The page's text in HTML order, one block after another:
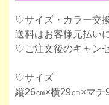
♡サイズ・カラー交
送料はお客様元払い
♡ご注文後のキャン
♡サイズ
縦26㎝×横29㎝×マチ